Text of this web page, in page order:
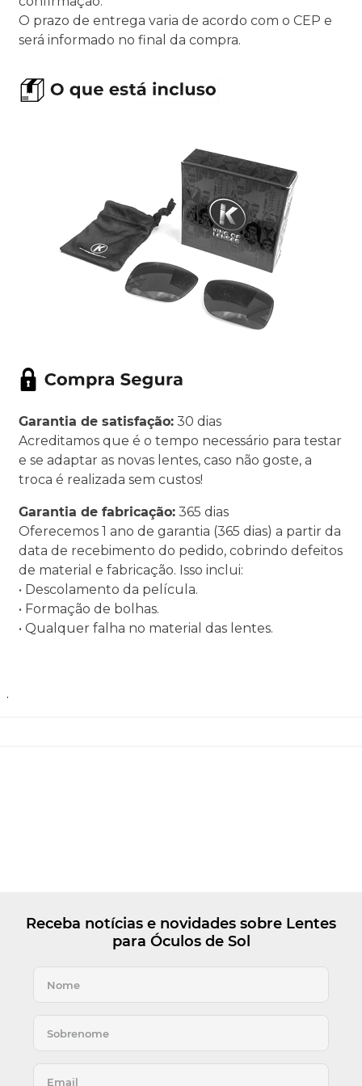
O prazo de entrega varia de acordo com o CEP e
será informado no final da compra.
Garantia de satisfação: 30 dias
Acreditamos que é o tempo necessário para testar
e se adaptar as novas lentes, caso não goste, a
troca é realizada sem custos!
Garantia de fabricação: 365 dias
Oferecemos 1 ano de garantia (365 dias) a partir da
data de recebimento do pedido, cobrindo defeitos
de material e fabricação. Isso inclui:
• Descolamento da película.
• Formação de bolhas.
• Qualquer falha no material das lentes.
.
Receba notícias e novidades sobre Lentes
para Óculos de Sol